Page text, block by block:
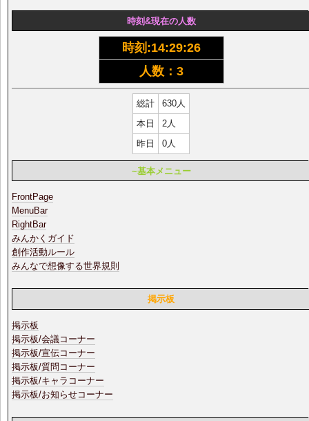
時刻&現在の人数
時刻:14:29:27
人数：3
総計
630人
本日
2人
昨日
0人
~基本メニュー
FrontPage
MenuBar
RightBar
みんかくガイド
創作活動ルール
みんなで想像する世界規則
掲示板
掲示板
掲示板/会議コーナー
掲示板/宣伝コーナー
掲示板/質問コーナー
掲示板/キャラコーナー
掲示板/お知らせコーナー